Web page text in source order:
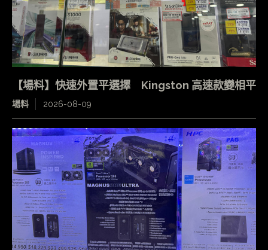
【場料】快速外置平選擇 Kingston 高速款變相平
場料 2026-08-09